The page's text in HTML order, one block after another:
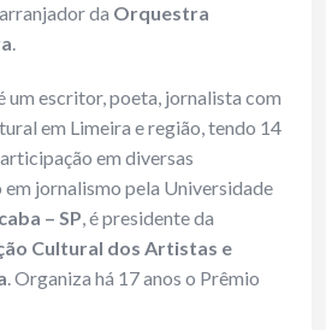
da Orquestra
.
um escritor, poeta, jornalista com
em Limeira e região, tendo 14
em diversas
em jornalismo pela Universidade
– SP, é presidente da
Cultural dos Artistas e
. Organiza há 17 anos o Prêmio